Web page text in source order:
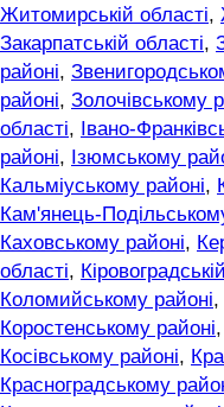
Житомирській області,
Закарпатській області,
районі,
районі, Золочівському
області, Івано-
районі, Ізюмському
Кальміуському районі,
Кам'янець-
Каховському районі,
області,
Коломийському районі,
Коростенському районі,
Косівському районі,
Красноградському